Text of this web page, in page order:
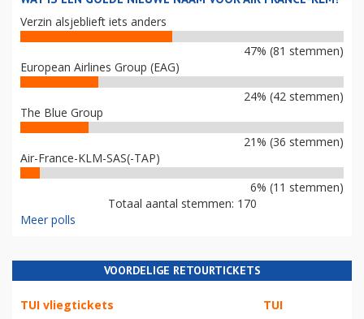
Verzin alsjeblieft iets anders
47% (81 stemmen)
European Airlines Group (EAG)
24% (42 stemmen)
The Blue Group
21% (36 stemmen)
Air-France-KLM-SAS(-TAP)
6% (11 stemmen)
Totaal aantal stemmen: 170
Meer polls
VOORDELIGE RETOURTICKETS
TUI vliegtickets TUI